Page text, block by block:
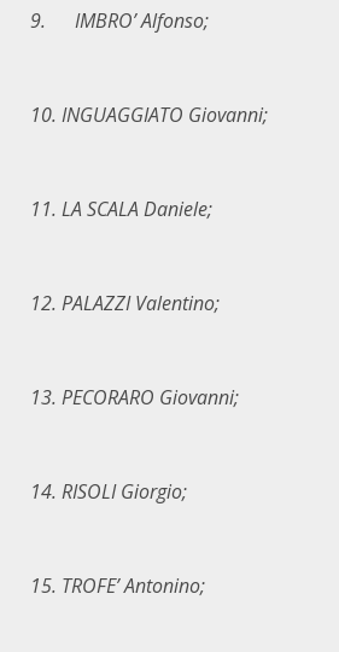
9. IMBRO’Alfonso;
10. INGUAGGIATO Giovanni;
11. LA SCALA Daniele;
12. PALAZZI Valentino;
13. PECORARO Giovanni;
14. RISOLI Giorgio;
15. TROFE’Antonino;